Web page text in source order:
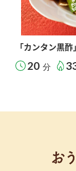
「カンタン黒
20 分